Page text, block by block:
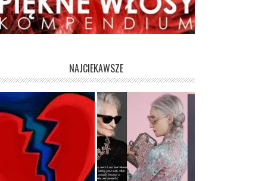
NAJCIEKAWSZE